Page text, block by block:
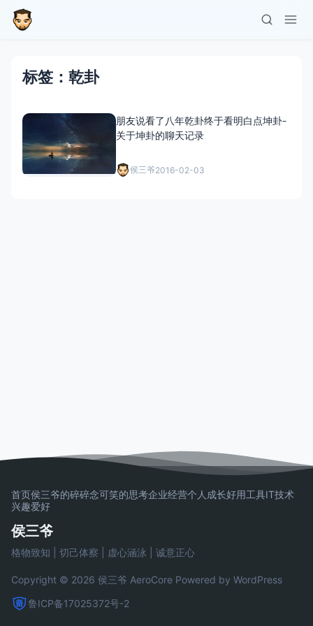
标签：乾卦
朋友说看了八年乾卦终于看明白点坤卦-
关于坤卦的聊天记录
侯三爷2016-02-03
首页侯三爷的碎碎念可笑的思考企业经营个人成长好用工具IT技术
兴趣爱好
侯三爷
格物致知 | 切己体察 | 虚心涵泳 | 诚意正心
Copyright © 2026 侯三爷 AeroCore Powered by WordPress
鲁ICP备17025372号-2